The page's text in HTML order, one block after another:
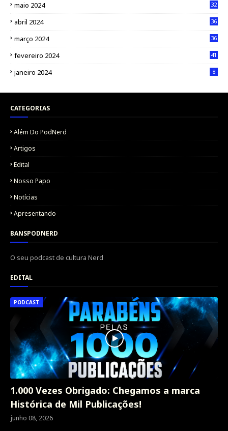
maio 2024 32
abril 2024 36
março 2024 36
fevereiro 2024 41
janeiro 2024 8
CATEGORIAS
Além Do PodNerd
Artigos
Edital
Nosso Papo
Notícias
Apresentando
BANSPODNERD
O seu podcast de cultura Nerd
EDITAL
PODCAST
1.000 Vezes Obrigado: Chegamos a marca
Histórica de Mil Publicações!
junho 08, 2026